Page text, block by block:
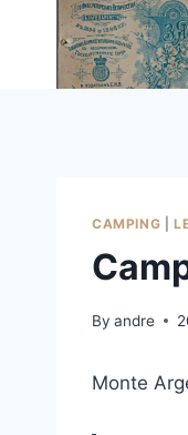
CAMPING
By andre
Monte